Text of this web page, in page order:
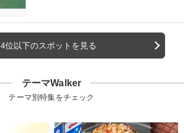
4位以下のスポットを見る
テーマWalker
テーマ別特集をチェック